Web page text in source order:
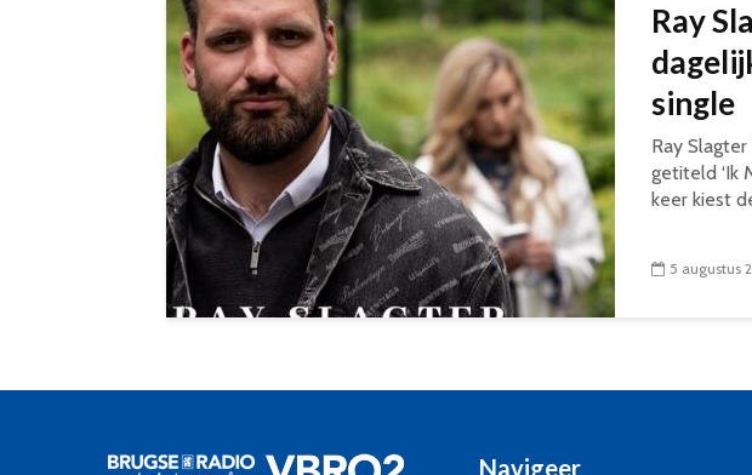
Ray
single
Ray
getiteld ‘Ik
keer kiest
5 augustus
Navigeer